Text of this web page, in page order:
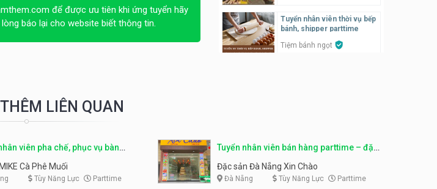
để được ưu tiên khi ứng tuyển hãy
báo lại cho website biết thông tin.
Tuyển nhân viên pha chế,
SNACK BAR NHẬT
parttime
Shop online
Tuyển nhân viên thời vụ bếp
bánh, shipper parttime
Tiệm bánh ngọt
Shop online
Tuyển nhân viên phục vụ
LIÊN QUAN
viên pha chế, phục vụ bàn
Cà Phê Muối
Tùy Năng Lực Parttime
Tuyển nhân viên bán hàng parttime – đặc
sản Đà Nẵng
Đặc sản Đà Nẵng Xin Chào
Đà Nẵng Tùy Năng Lực Parttime